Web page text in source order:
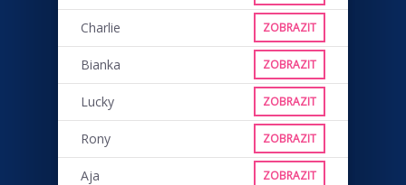
Charlie ZOBRAZIT
Bianka ZOBRAZIT
Lucky ZOBRAZIT
Rony ZOBRAZIT
Aja ZOBRAZIT